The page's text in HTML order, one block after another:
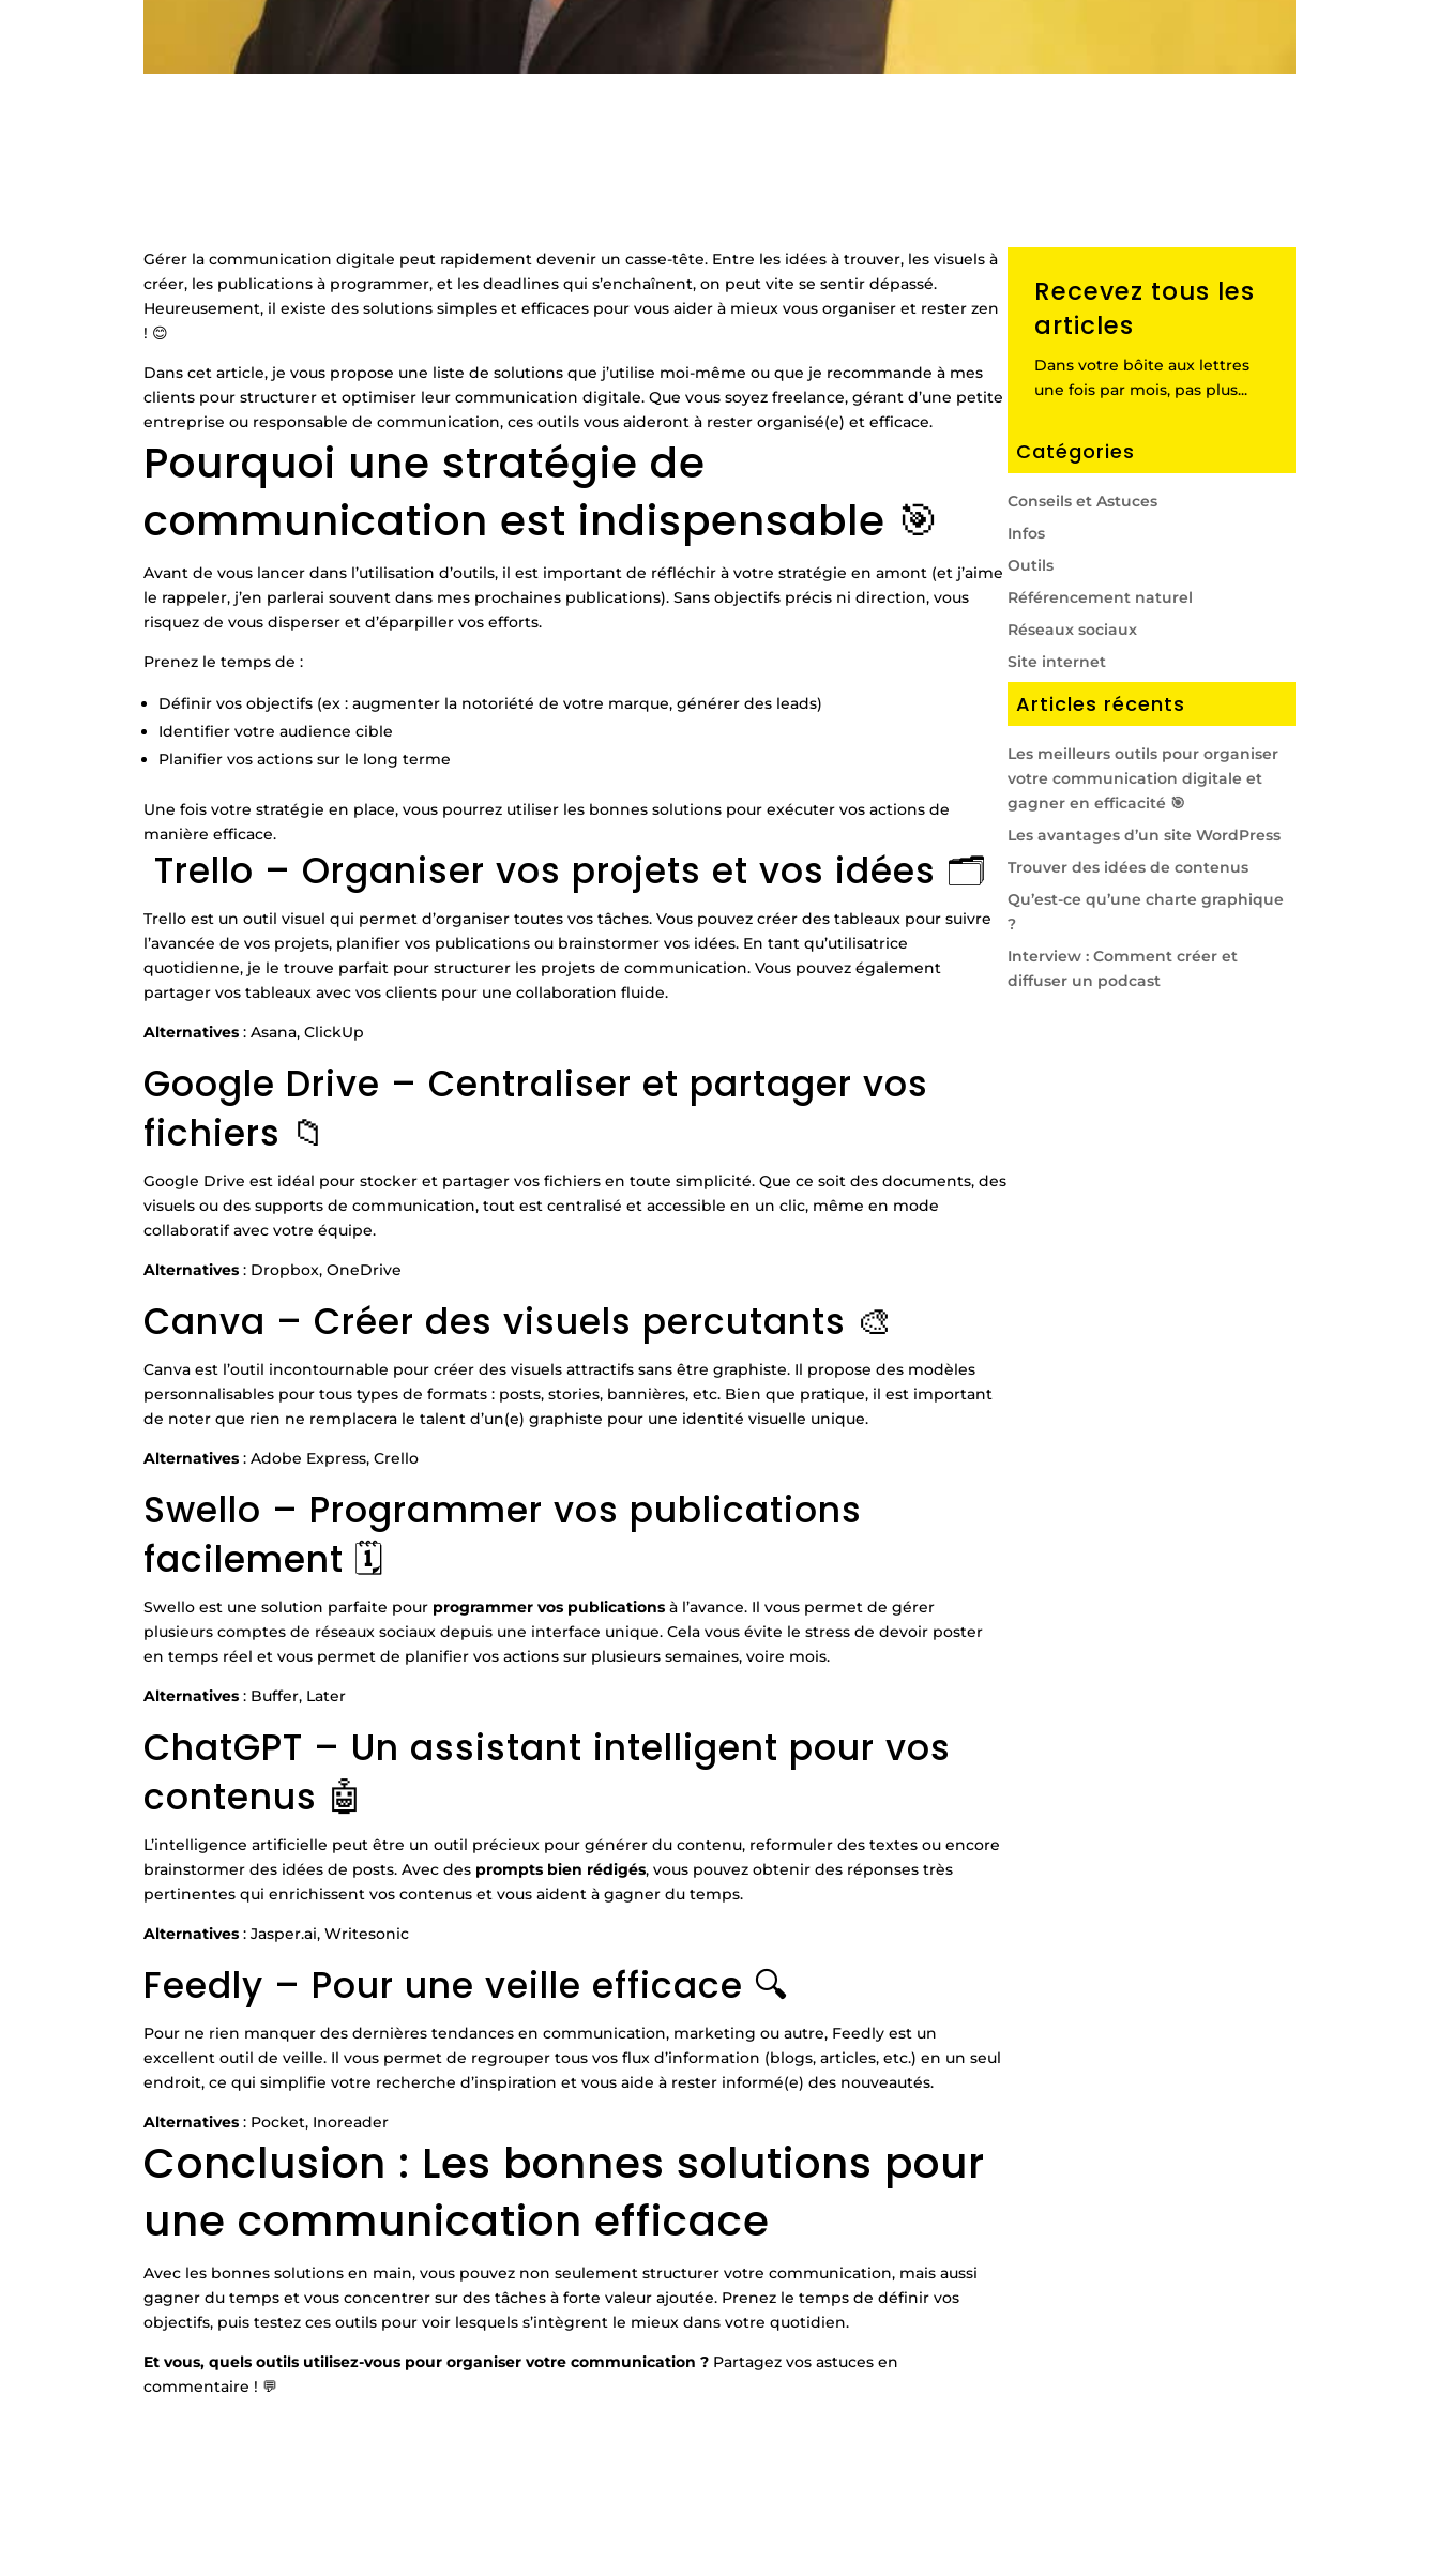
Gérer la communication digitale peut rapidement devenir un casse-tête. Entre les idées à trouver, les visuels à
créer, les publications à programmer, et les deadlines qui s’enchaînent, on peut vite se sentir dépassé.
Heureusement, il existe des solutions simples et efficaces pour vous aider à mieux vous organiser et rester zen
! 😊
Dans cet article, je vous propose une liste de solutions que j’utilise moi-même ou que je recommande à mes
clients pour structurer et optimiser leur communication digitale. Que vous soyez freelance, gérant d’une petite
entreprise ou responsable de communication, ces outils vous aideront à rester organisé(e) et efficace.
Pourquoi une stratégie de
communication est indispensable 🎯
Avant de vous lancer dans l’utilisation d’outils, il est important de réfléchir à votre stratégie en amont (et j’aime
le rappeler, j’en parlerai souvent dans mes prochaines publications). Sans objectifs précis ni direction, vous
risquez de vous disperser et d’éparpiller vos efforts.
Prenez le temps de :
Définir vos objectifs (ex : augmenter la notoriété de votre marque, générer des leads)
Identifier votre audience cible
Planifier vos actions sur le long terme
Une fois votre stratégie en place, vous pourrez utiliser les bonnes solutions pour exécuter vos actions de
manière efficace.
Trello – Organiser vos projets et vos idées 🗂️
Trello est un outil visuel qui permet d’organiser toutes vos tâches. Vous pouvez créer des tableaux pour suivre
l’avancée de vos projets, planifier vos publications ou brainstormer vos idées. En tant qu’utilisatrice
quotidienne, je le trouve parfait pour structurer les projets de communication. Vous pouvez également
partager vos tableaux avec vos clients pour une collaboration fluide.
Alternatives : Asana, ClickUp
Google Drive – Centraliser et partager vos
fichiers 📁
Google Drive est idéal pour stocker et partager vos fichiers en toute simplicité. Que ce soit des documents, des
visuels ou des supports de communication, tout est centralisé et accessible en un clic, même en mode
collaboratif avec votre équipe.
Alternatives : Dropbox, OneDrive
Canva – Créer des visuels percutants 🎨
Canva est l’outil incontournable pour créer des visuels attractifs sans être graphiste. Il propose des modèles
personnalisables pour tous types de formats : posts, stories, bannières, etc. Bien que pratique, il est important
de noter que rien ne remplacera le talent d’un(e) graphiste pour une identité visuelle unique.
Alternatives : Adobe Express, Crello
Swello – Programmer vos publications
facilement 🗓️
Swello est une solution parfaite pour programmer vos publications à l’avance. Il vous permet de gérer
plusieurs comptes de réseaux sociaux depuis une interface unique. Cela vous évite le stress de devoir poster
en temps réel et vous permet de planifier vos actions sur plusieurs semaines, voire mois.
Alternatives : Buffer, Later
ChatGPT – Un assistant intelligent pour vos
contenus 🤖
L’intelligence artificielle peut être un outil précieux pour générer du contenu, reformuler des textes ou encore
brainstormer des idées de posts. Avec des prompts bien rédigés, vous pouvez obtenir des réponses très
pertinentes qui enrichissent vos contenus et vous aident à gagner du temps.
Alternatives : Jasper.ai, Writesonic
Feedly – Pour une veille efficace 🔍
Pour ne rien manquer des dernières tendances en communication, marketing ou autre, Feedly est un
excellent outil de veille. Il vous permet de regrouper tous vos flux d’information (blogs, articles, etc.) en un seul
endroit, ce qui simplifie votre recherche d’inspiration et vous aide à rester informé(e) des nouveautés.
Alternatives : Pocket, Inoreader
Conclusion : Les bonnes solutions pour
une communication efficace
Avec les bonnes solutions en main, vous pouvez non seulement structurer votre communication, mais aussi
gagner du temps et vous concentrer sur des tâches à forte valeur ajoutée. Prenez le temps de définir vos
objectifs, puis testez ces outils pour voir lesquels s’intègrent le mieux dans votre quotidien.
Et vous, quels outils utilisez-vous pour organiser votre communication ? Partagez vos astuces en
commentaire ! 💬
Recevez tous les
articles
Dans votre bôite aux lettres
une fois par mois, pas plus...
Catégories
Conseils et Astuces
Infos
Outils
Référencement naturel
Réseaux sociaux
Site internet
Articles récents
Les meilleurs outils pour organiser
votre communication digitale et
gagner en efficacité 🎯
Les avantages d’un site WordPress
Trouver des idées de contenus
Qu’est-ce qu’une charte graphique
?
Interview : Comment créer et
diffuser un podcast